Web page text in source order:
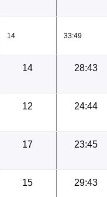
14 33:49
14 28:43
12 24:44
17 23:45
15 29:43